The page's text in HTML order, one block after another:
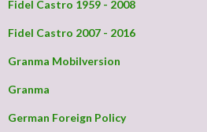
Fidel Castro 1959 - 2008
Fidel Castro 2007 - 2016
Granma Mobilversion
Granma
German Foreign Policy